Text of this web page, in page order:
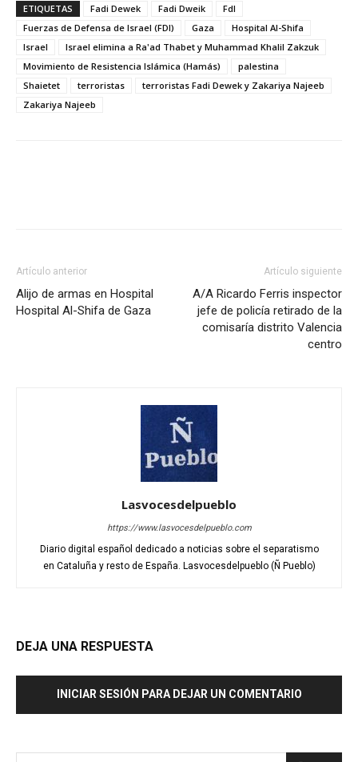
ETIQUETAS Fadi Dewek Fadi Dweik
FdI
Fuerzas de Defensa de Israel (FDI)
Gaza
Hospital Al-Shifa
Israel
Israel elimina a Ra'ad Thabet y Muhammad Khalil Zakzuk
Movimiento de Resistencia Islámica (Hamás)
palestina
Shaietet
terroristas
terroristas Fadi Dewek y Zakariya Najeeb
Zakariya Najeeb
Artículo anterior
Alijo de armas en Hospital
Hospital Al-Shifa de Gaza
Artículo siguiente
A/A Ricardo Ferris inspector
jefe de policía retirado de la
comisaría distrito Valencia
centro
Lasvocesdelpueblo
https://www.lasvocesdelpueblo.com
Diario digital español dedicado a noticias sobre el separatismo
en Cataluña y resto de España. Lasvocesdelpueblo (Ñ Pueblo)
DEJA UNA RESPUESTA
INICIAR SESIÓN PARA DEJAR UN COMENTARIO